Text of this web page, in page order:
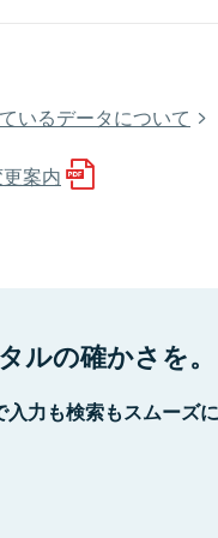
いるデータについて
案内
ルの確かさを。
入力も検索もスムーズ